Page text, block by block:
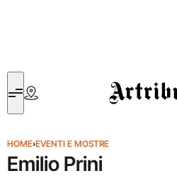
Artribune
HOME›EVENTI E MOSTRE
Emilio Prini